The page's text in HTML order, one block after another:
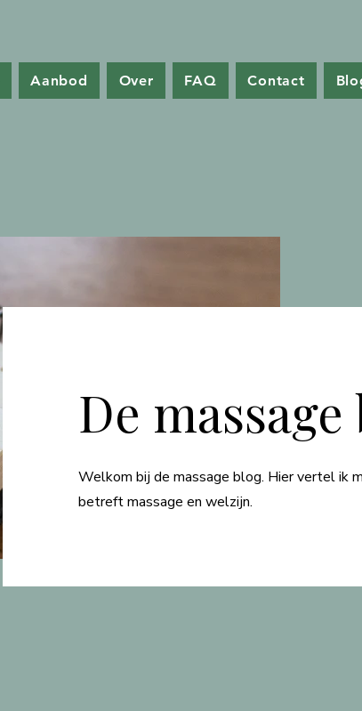
Aanbod Over FAQ Contact
De massage
Welkom bij de massage blog. Hier vertel ik
betreft massage en welzijn.